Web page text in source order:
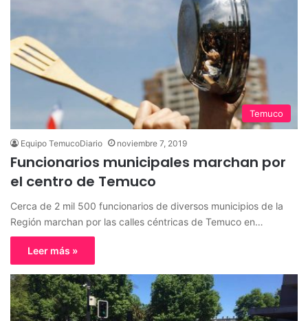
Temuco
Equipo TemucoDiario noviembre 7, 2019
Funcionarios municipales marchan por
el centro de Temuco
Cerca de 2 mil 500 funcionarios de diversos municipios de la
Región marchan por las calles céntricas de Temuco en…
Leer más »